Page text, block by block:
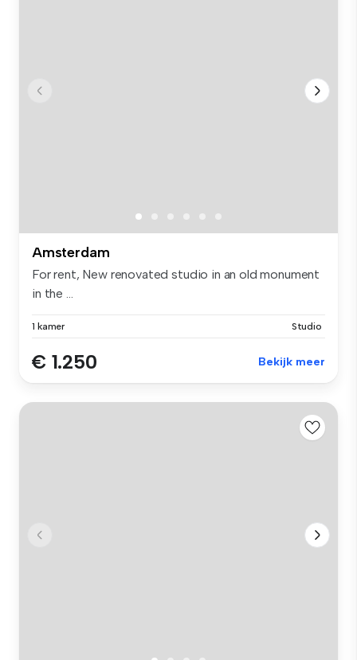
Amsterdam
For rent, New renovated studio in an old monument
in the ...
1 kamer Studio
€ 1.250 Bekijk meer